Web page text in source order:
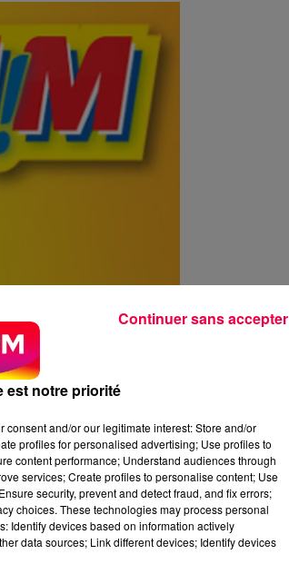
est notre priorité
and/or our legitimate interest: Store and/or
profiles for personalised advertising; Use profiles to
content performance; Understand audiences through
services; Create profiles to personalise content; Use
security, prevent and detect fraud, and fix errors;
choices. These technologies may process personal
Identify devices based on information actively
data sources; Link different devices; Identify devices
Continuer sans accepter